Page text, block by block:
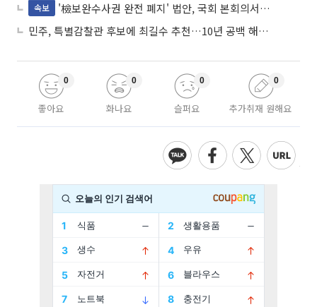
속보
'檢보완수사권 완전 폐지' 법안, 국회 본회의서 민주당 주도 통과
민주, 특별감찰관 후보에 최길수 추천…10년 공백 해소 속도
좋아요
0
화나요
0
슬퍼요
0
추가취재 원해요
0